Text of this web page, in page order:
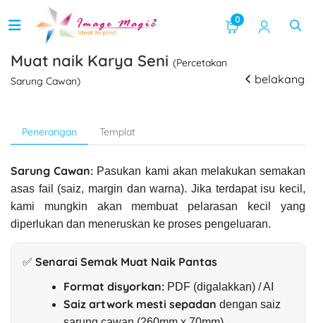
0
Muat naik Karya Seni (Percetakan
Sarung Cawan)
belakang
Penerangan Templat
Sarung Cawan: Pasukan kami akan melakukan semakan
asas fail (saiz, margin dan warna). Jika terdapat isu kecil,
kami mungkin akan membuat pelarasan kecil yang
diperlukan dan meneruskan ke proses pengeluaran.
✅ Senarai Semak Muat Naik Pantas
Format disyorkan: PDF (digalakkan) / AI
Saiz artwork mesti sepadan dengan saiz